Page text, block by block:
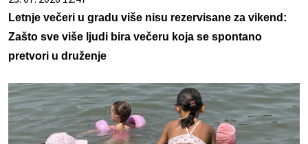
Letnje večeri u gradu više nisu rezervisane za vikend:
Zašto sve više ljudi bira večeru koja se spontano
pretvori u druženje